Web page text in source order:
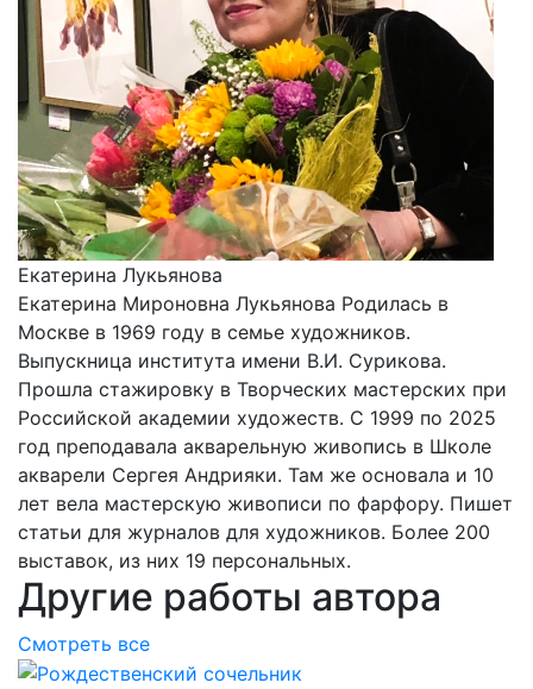
Екатерина Лукьянова
Екатерина Мироновна Лукьянова Родилась в
Москве в 1969 году в семье художников.
Выпускница института имени В.И. Сурикова.
Прошла стажировку в Творческих мастерских при
Российской академии художеств. С 1999 по 2025
год преподавала акварельную живопись в Школе
акварели Сергея Андрияки. Там же основала и 10
лет вела мастерскую живописи по фарфору. Пишет
статьи для журналов для художников. Более 200
выставок, из них 19 персональных.
Другие работы автора
Смотреть все